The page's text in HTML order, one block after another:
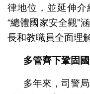
律地位，並延伸介
“總體國家安全觀”
長和教職員全面理
多管齊下鞏固
多年來，司警